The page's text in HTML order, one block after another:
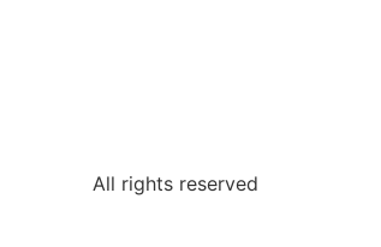
All rights reserved